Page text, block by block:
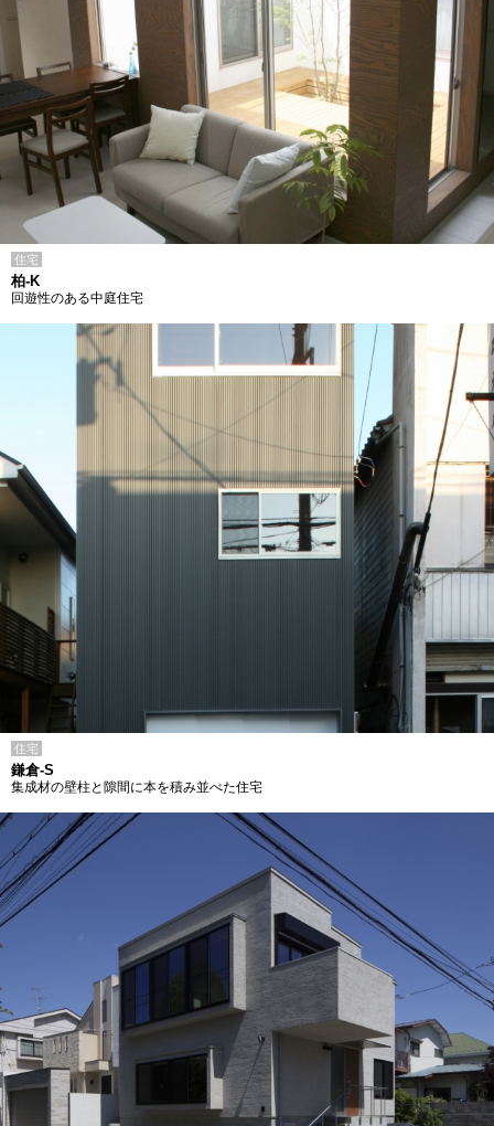
住宅
柏-K
回遊性のある中庭住宅
住宅
鎌倉-S
集成材の壁柱と隙間に本を積み並べた住宅